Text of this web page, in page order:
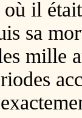
il
sa
mille